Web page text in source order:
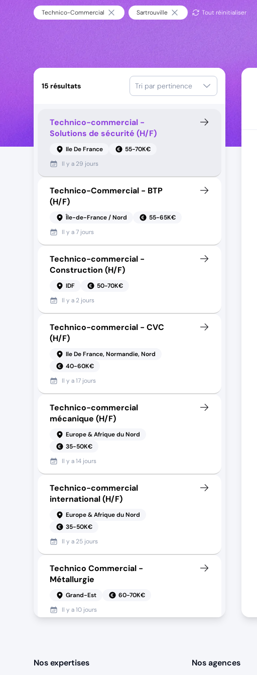
Technico-Commercial Sartrouville Tout réinitialiser
15 résultats Tri par pertinence
Technico-commercial -
Solutions de sécurité (H/F)
Ile De France
55-70K€
Il y a 29 jours
Technico-Commercial - BTP
(H/F)
Île-de-France / Nord
55-65K€
Il y a7 jours
Technico-commercial -
Construction (H/F)
IDF
50-70K€
Il y a 2 jours
Technico-commercial - CVC
(H/F)
Ile De France, Normandie, Nord
40-60K€
Il y a17 jours
Technico-commercial
mécanique (H/F)
Europe & Afrique du Nord
35-50K€
Il y a14 jours
Technico-commercial
international (H/F)
Europe & Afrique du Nord
35-50K€
Il y a 25 jours
Technico Commercial -
Métallurgie
Grand-Est
60-70K€
Il y a10 jours
Il y a8 jours
Nos expertises
Nos agences